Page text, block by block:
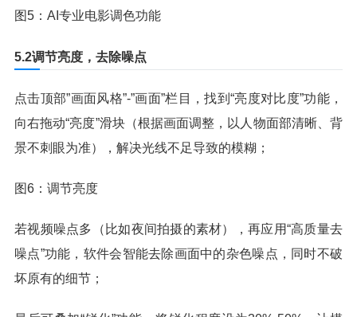
图5：AI专业电影调色功能
5.2调节亮度，去除噪点
点击顶部”画面风格”-”画面”栏目，找到“亮度对比度”功能，
向右拖动“亮度”滑块（根据画面调整，以人物面部清晰、背
景不刺眼为准），解决光线不足导致的模糊；
图6：调节亮度
若视频噪点多（比如夜间拍摄的素材），再应用“高质量去
噪点”功能，软件会智能去除画面中的杂色噪点，同时不破
坏原有的细节；